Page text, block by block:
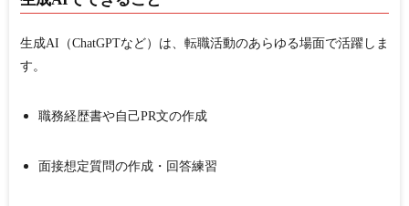
生成AI（ChatGPTなど）は、転職活動のあらゆる場面で活躍しま
す。
職務経歴書や自己PR文の作成
面接想定質問の作成・回答練習